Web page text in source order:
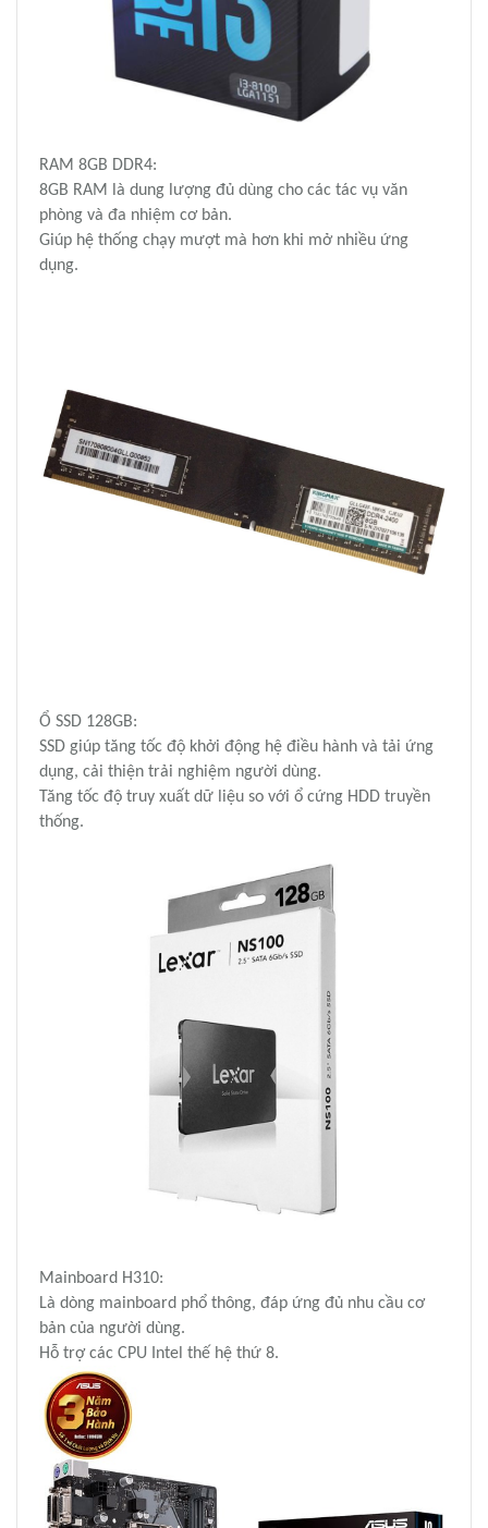
RAM 8GB DDR4:
8GB RAM là dung lượng đủ dùng cho các tác vụ văn
phòng và đa nhiệm cơ bản.
Giúp hệ thống chạy mượt mà hơn khi mở nhiều ứng
dụng.
Ổ SSD 128GB:
SSD giúp tăng tốc độ khởi động hệ điều hành và tải ứng
dụng, cải thiện trải nghiệm người dùng.
Tăng tốc độ truy xuất dữ liệu so với ổ cứng HDD truyền
thống.
Mainboard H310:
Là dòng mainboard phổ thông, đáp ứng đủ nhu cầu cơ
bản của người dùng.
Hỗ trợ các CPU Intel thế hệ thứ 8.